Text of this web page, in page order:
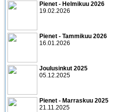
Pienet - Helmikuu 2026
19.02.2026
Pienet - Tammikuu 2026
16.01.2026
Joulusinkut 2025
05.12.2025
Pienet - Marraskuu 2025
21.11.2025